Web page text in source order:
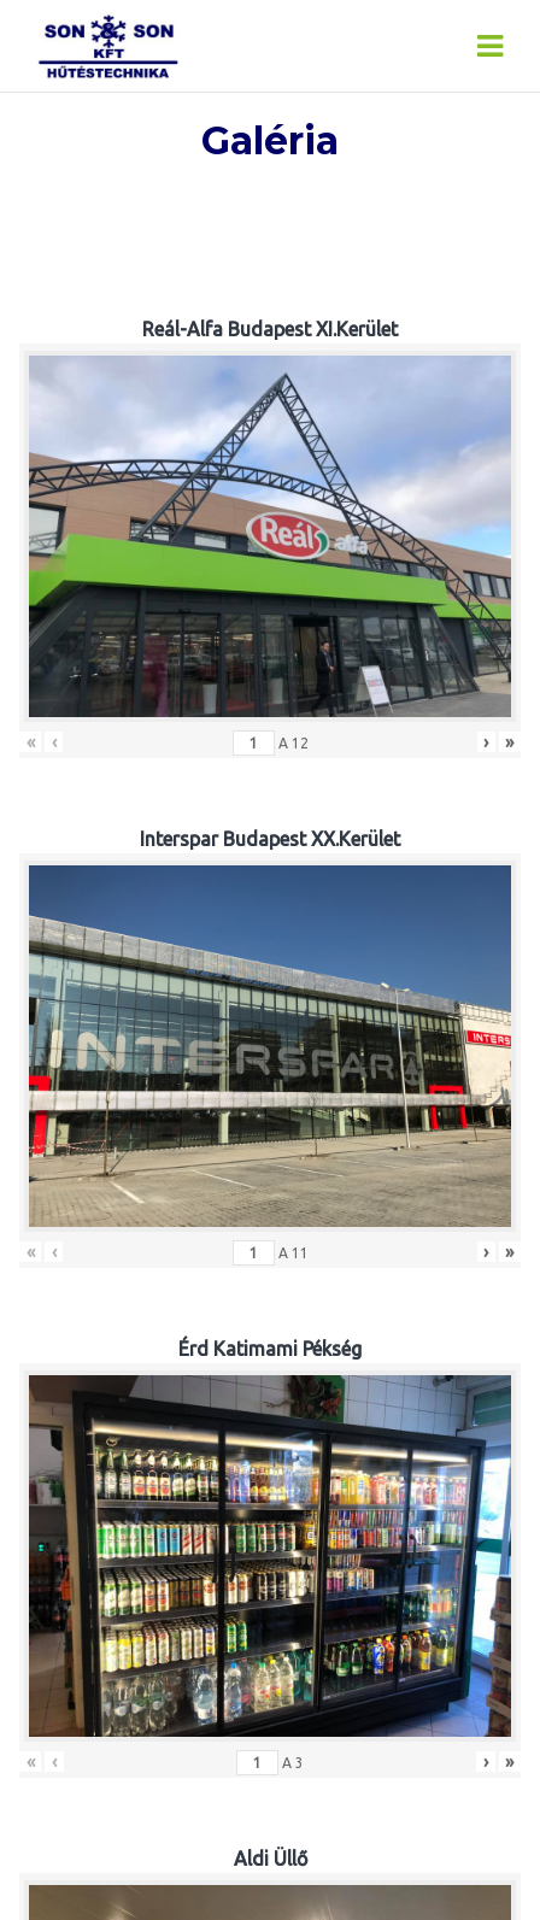
content
Galéria
Reál-Alfa Budapest XI.Kerület
« ‹ A 12 › »
Interspar Budapest XX.Kerület
« ‹ A 11 › »
Érd Katimami Pékség
« ‹ A 3 › »
Aldi Üllő